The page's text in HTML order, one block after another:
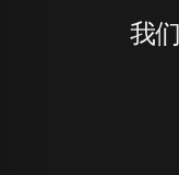
我